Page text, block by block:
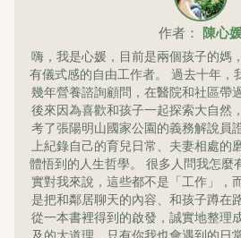
作者： 陳心
嗨，我是心媛，目前是兩個孩子的媽
有儀式感的自由工作者。 過去十年，
幾年營養諮詢顧問，在醫院和社區帶
後來因為喜歡和孩子一起探索大自然
考了張陽明山國家公園的義務解說員
上紀錄自己的育兒日常、夫妻相處的
體悟到的人生哲學。 很多人問我怎麼
實對我來說，這些都不是「工作」，
是把和鄰居聊天的內容、和孩子蹲在
從一本書裡得到的啟發，誠實地整理